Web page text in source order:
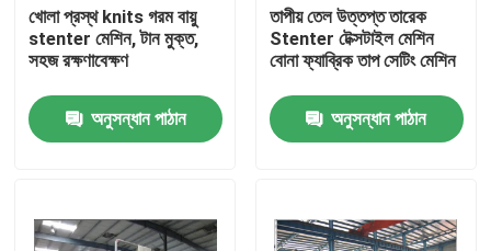
মান নিয়ন্ত্রণ
যোগাযোগ করুন
খোলা প্রস্থ knits গরম বায়ু
stenter মেশিন, টান মুক্ত,
সহজ রক্ষণাবেক্ষণ
অনুসন্ধান পাঠান
তাপীয় তেল উত্তপ্ত তারেক
Stenter টেক্সটাইল মেশিন
বোনা ফ্যাব্রিক তাপ সেটিং মেশিন
অনুসন্ধান পাঠান